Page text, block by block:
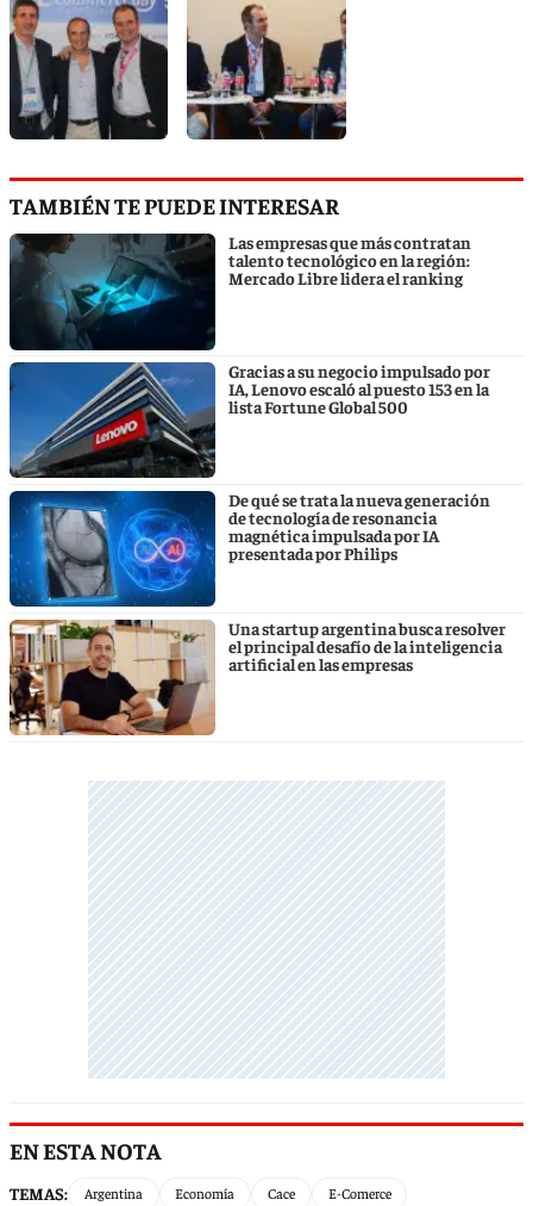
TAMBIÉN TE PUEDE INTERESAR
Las empresas que más contratan
talento tecnológico en la región:
Mercado Libre lidera el ranking
Gracias a su negocio impulsado por
IA, Lenovo escaló al puesto 153 en la
lista Fortune Global 500
De qué se trata la nueva generación
de tecnología de resonancia
magnética impulsada por IA
presentada por Philips
Una startup argentina busca resolver
el principal desafío de la inteligencia
artificial en las empresas
EN ESTA NOTA
TEMAS: Argentina Economía Cace E-Comerce